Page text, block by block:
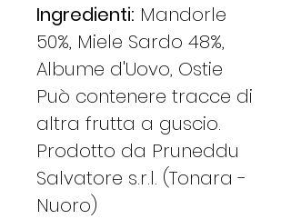
Ingredienti: Mandorle
50%, Miele Sardo 48%,
Albume d'Uovo, Ostie
Può contenere tracce di
altra frutta a guscio.
Prodotto da Pruneddu
Salvatore s.r.l. (Tonara -
Nuoro)